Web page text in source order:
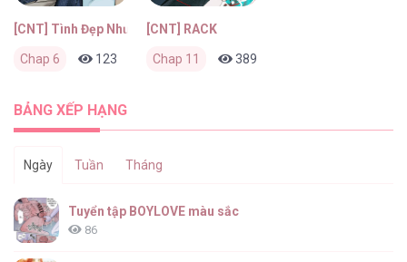
[CNT] Tình Đẹp Như Mơ
Chap 6 123 2 tuần trước
[CNT] RACK
Chap 11 389
BẢNG XẾP HẠNG
Ngày Tuần Tháng
Tuyển tập BOYLOVE màu sắc
86